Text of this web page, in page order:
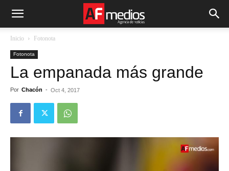
Inicio Fotonota
Fotonota
La empanada más grande
Por Chacón - Oct 4, 2017